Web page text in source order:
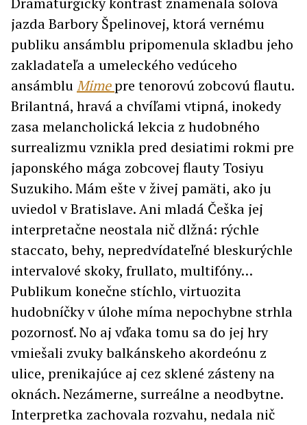
jazda Barbory Špelinovej, ktorá vernému
publiku ansámblu pripomenula skladbu jeho
zakladateľa a umeleckého vedúceho
ansámbluMimepre tenorovú zobcovú flautu.
Brilantná, hravá a chvíľami vtipná, inokedy
zasa melancholická lekcia z hudobného
surrealizmu vznikla pred desiatimi rokmi pre
japonského mága zobcovej flauty Tosiyu
Suzukiho. Mám ešte v živej pamäti, ako ju
uviedol v Bratislave. Ani mladá Češka jej
interpretačne neostala nič dlžná: rýchle
staccato, behy, nepredvídateľné bleskurýchle
intervalové skoky, frullato, multifóny…
Publikum konečne stíchlo, virtuozita
hudobníčky v úlohe míma nepochybne strhla
pozornosť. No aj vďaka tomu sa do jej hry
vmiešali zvuky balkánskeho akordeónu z
ulice, prenikajúce aj cez sklené zásteny na
oknách. Nezámerne, surreálne a neodbytne.
Interpretka zachovala rozvahu, nedala nič